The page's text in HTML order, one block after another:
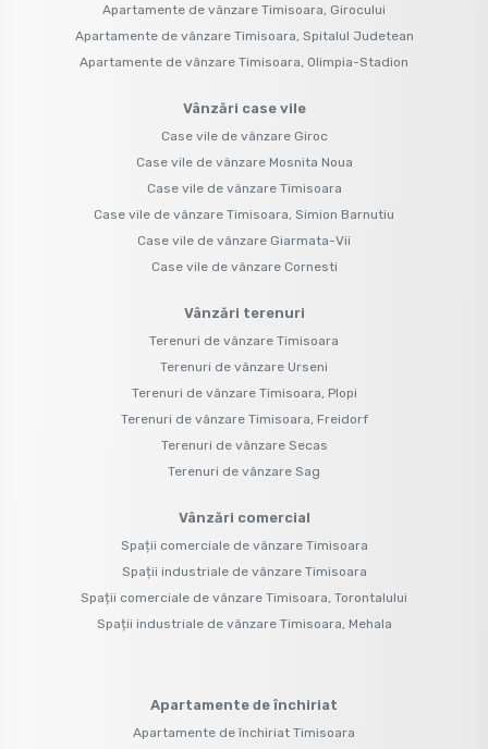
Apartamente de vânzare Timisoara, Girocului
Apartamente de vânzare Timisoara, Spitalul Judetean
Apartamente de vânzare Timisoara, Olimpia-Stadion
Vânzări case vile
Case vile de vânzare Giroc
Case vile de vânzare Mosnita Noua
Case vile de vânzare Timisoara
Case vile de vânzare Timisoara, Simion Barnutiu
Case vile de vânzare Giarmata-Vii
Case vile de vânzare Cornesti
Vânzări terenuri
Terenuri de vânzare Timisoara
Terenuri de vânzare Urseni
Terenuri de vânzare Timisoara, Plopi
Terenuri de vânzare Timisoara, Freidorf
Terenuri de vânzare Secas
Terenuri de vânzare Sag
Vânzări comercial
Spații comerciale de vânzare Timisoara
Spații industriale de vânzare Timisoara
Spații comerciale de vânzare Timisoara, Torontalului
Spații industriale de vânzare Timisoara, Mehala
Apartamente de închiriat
Apartamente de închiriat Timisoara